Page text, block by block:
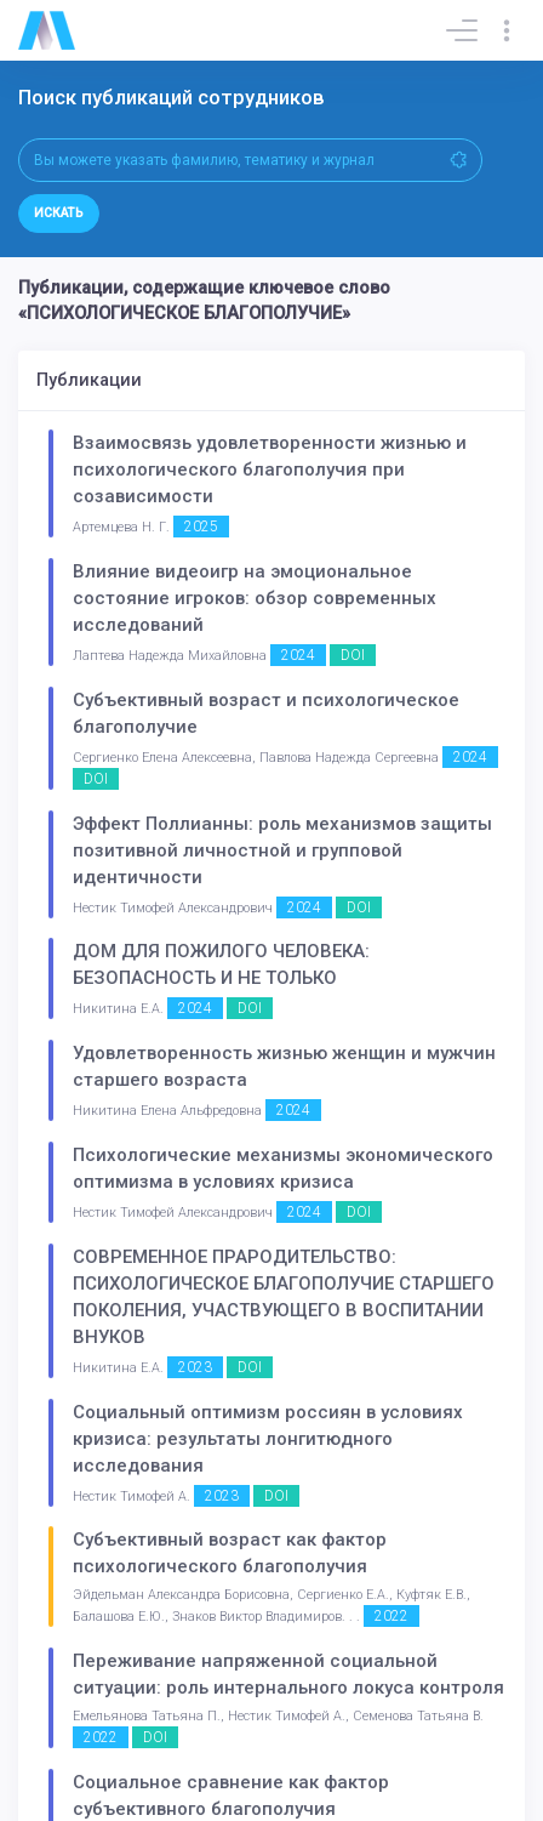
Поиск публикаций сотрудников
ИСКАТЬ
Публикации, содержащие ключевое слово
«ПСИХОЛОГИЧЕСКОЕ БЛАГОПОЛУЧИЕ»
Публикации
Взаимосвязь удовлетворенности жизнью и
психологического благополучия при
созависимости
Артемцева Н. Г. 2025
Влияние видеоигр на эмоциональное
состояние игроков: обзор современных
исследований
Лаптева Надежда Михайловна 2024 DOI
Субъективный возраст и психологическое
благополучие
Сергиенко Елена Алексеевна, Павлова Надежда Сергеевна
2024
DOI
Эффект Поллианны: роль механизмов защиты
позитивной личностной и групповой
идентичности
Нестик Тимофей Александрович 2024 DOI
ДОМ ДЛЯ ПОЖИЛОГО ЧЕЛОВЕКА:
БЕЗОПАСНОСТЬ И НЕ ТОЛЬКО
Никитина Е.А. 2024 DOI
Удовлетворенность жизнью женщин и мужчин
старшего возраста
Никитина Елена Альфредовна 2024
Психологические механизмы экономического
оптимизма в условиях кризиса
Нестик Тимофей Александрович 2024 DOI
СОВРЕМЕННОЕ ПРАРОДИТЕЛЬСТВО:
ПСИХОЛОГИЧЕСКОЕ БЛАГОПОЛУЧИЕ СТАРШЕГО
ПОКОЛЕНИЯ, УЧАСТВУЮЩЕГО В ВОСПИТАНИИ
ВНУКОВ
Никитина Е.А. 2023 DOI
Социальный оптимизм россиян в условиях
кризиса: результаты лонгитюдного
исследования
Нестик Тимофей А. 2023 DOI
Субъективный возраст как фактор
психологического благополучия
Эйдельман Александра Борисовна, Сергиенко Е.А., Куфтяк Е.В.,
Балашова Е.Ю., Знаков Виктор Владимиров. . .
2022
Переживание напряженной социальной
ситуации: роль интернального локуса контроля
Емельянова Татьяна П., Нестик Тимофей А., Семенова Татьяна В.
2022 DOI
Социальное сравнение как фактор
субъективного благополучия